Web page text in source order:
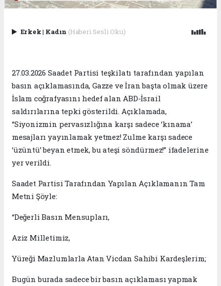
Erkek| Kadın (Haberi Sesli Oku)
27.03.2026 Saadet Partisi teşkilatı tarafından yapılan
basın açıklamasında, Gazze ve İran başta olmak üzere
İslam coğrafyasını hedef alan ABD-İsrail
saldırılarına tepki gösterildi. Açıklamada,
“Siyonizmin pervasızlığına karşı sadece ‘kınama’
mesajları yayınlamak yetmez! Zulme karşı sadece
‘üzüntü’ beyan etmek, bu ateşi söndürmez!” ifadelerine
yer verildi.
Saadet Partisi Tarafından Yapılan Açıklamanın Tam
Metni Şöyle:
“Değerli Basın Mensupları,
Aziz Milletimiz,
Yüreği Mazlumlarla Atan Vicdan Sahibi Kardeşlerim;
Bugün burada sadece bir basın açıklaması yapmak